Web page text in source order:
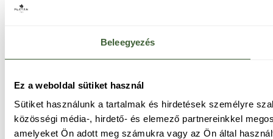
Beleegyezés
Ez a weboldal sütiket használ
Sütiket használunk a tartalmak és hirdetések személyre
közösségi média-, hirdető- és elemező partnereinkkel
amelyeket Ön adott meg számukra vagy az Ön által